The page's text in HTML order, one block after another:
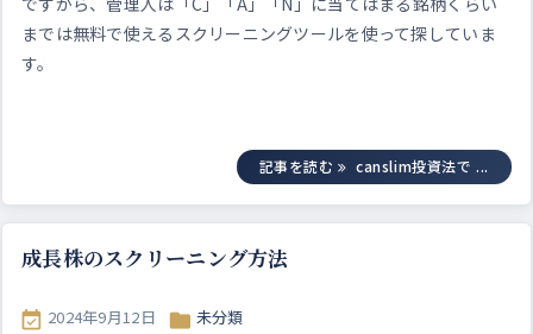
までは無料で使えるスクリーニングツールを使って探していま
す。
記事を読む canslim投資法で ...
成長株のスクリーニング方法
 2024年9月12日  未分類